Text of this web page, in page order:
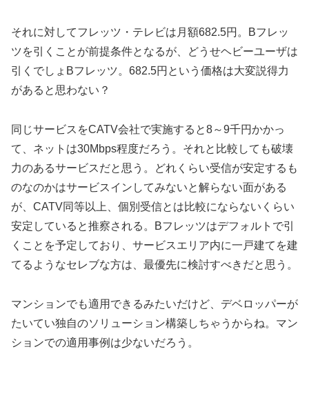
それに対してフレッツ・テレビは月額682.5円。Bフレッ
ツを引くことが前提条件となるが、どうせヘビーユーザは
引くでしょBフレッツ。682.5円という価格は大変説得力
があると思わない？
同じサービスをCATV会社で実施すると8～9千円かかっ
て、ネットは30Mbps程度だろう。それと比較しても破壊
力のあるサービスだと思う。どれくらい受信が安定するも
のなのかはサービスインしてみないと解らない面がある
が、CATV同等以上、個別受信とは比較にならないくらい
安定していると推察される。Bフレッツはデフォルトで引
くことを予定しており、サービスエリア内に一戸建てを建
てるようなセレブな方は、最優先に検討すべきだと思う。
マンションでも適用できるみたいだけど、デベロッパーが
たいてい独自のソリューション構築しちゃうからね。マン
ションでの適用事例は少ないだろう。